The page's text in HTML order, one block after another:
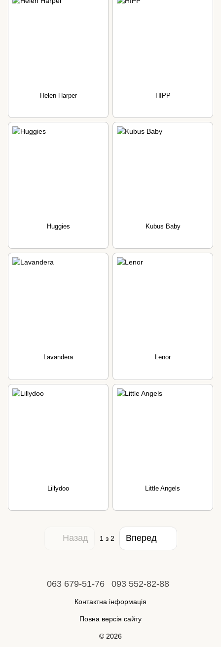
Helen Harper HIPP
Huggies Kubus Baby
Lavandera Lenor
Lillydoo Little Angels
Назад 1 з 2 Вперед
063 679-51-76 093 552-82-88
Контактна інформація
Повна версія сайту
© 2026